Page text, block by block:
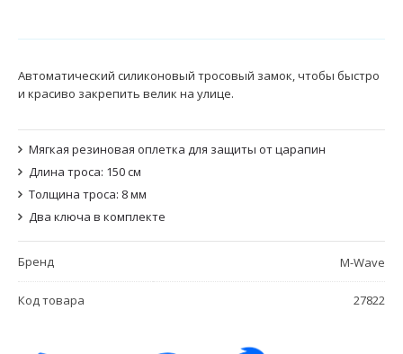
Автоматический силиконовый тросовый замок, чтобы быстро
и красиво закрепить велик на улице.
Мягкая резиновая оплетка для защиты от царапин
Длина троса: 150 см
Толщина троса: 8 мм
Два ключа в комплекте
Бренд M-Wave
Код товара 27822